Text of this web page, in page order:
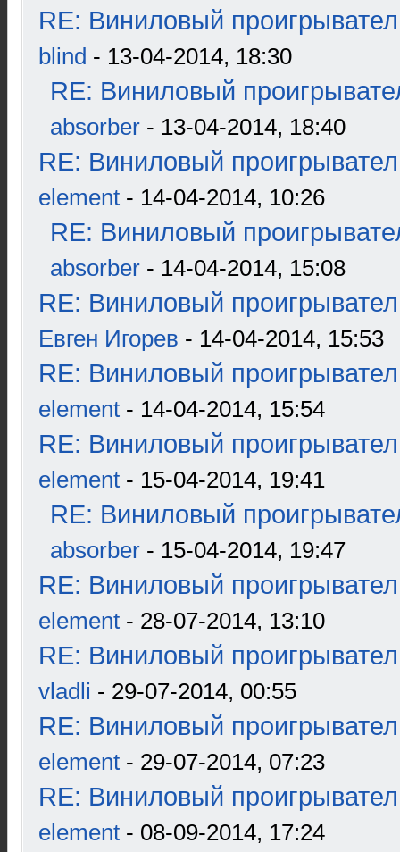
RE: Виниловый
blind - 13-04-2014, 18:30
RE: Виниловый
absorber - 13-04-2014, 18:40
RE: Виниловый
element - 14-04-2014, 10:26
RE: Виниловый
absorber - 14-04-2014, 15:08
RE: Виниловый
Евген Игорев - 14-04-2014, 15:53
RE: Виниловый
element - 14-04-2014, 15:54
RE: Виниловый
element - 15-04-2014, 19:41
RE: Виниловый
absorber - 15-04-2014, 19:47
RE: Виниловый
element - 28-07-2014, 13:10
RE: Виниловый
vladli - 29-07-2014, 00:55
RE: Виниловый
element - 29-07-2014, 07:23
RE: Виниловый
element - 08-09-2014, 17:24